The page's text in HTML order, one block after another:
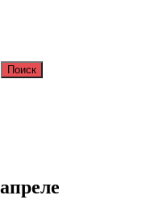
Поиск